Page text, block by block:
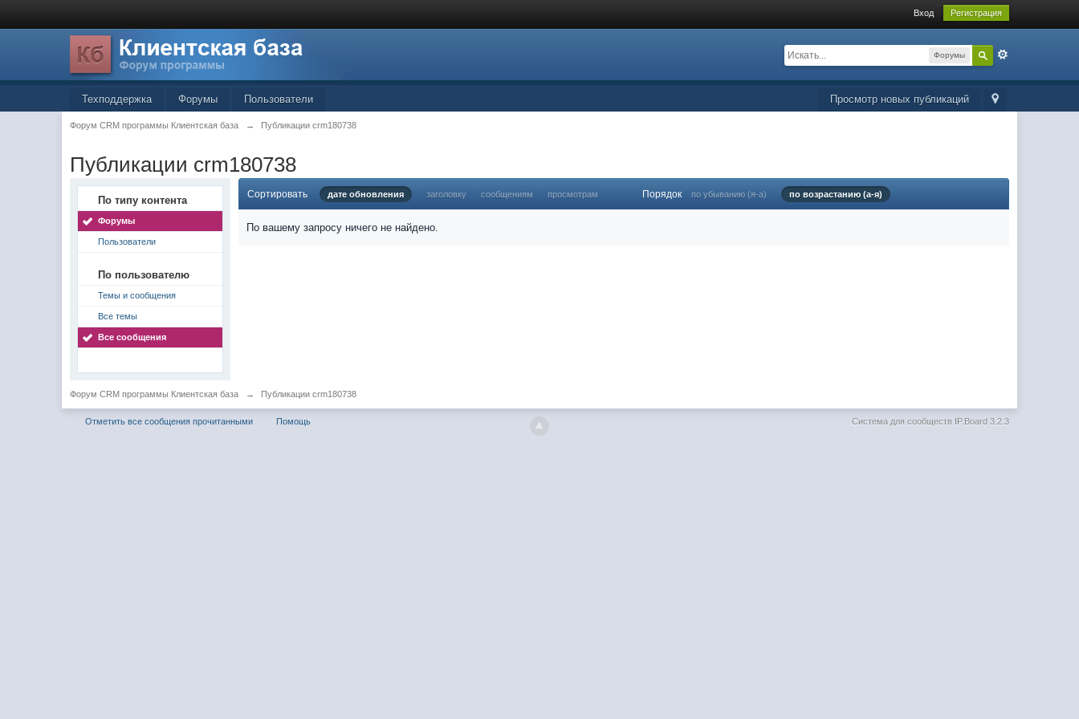
Вход Регистрация
Форумы
Просмотр новых публикаций
Техподдержка Форумы Пользователи
Форум CRM программы Клиентская база → Публикации crm180738
Публикации crm180738
По типу контента
Форумы
Пользователи
По пользователю
Темы и сообщения
Все темы
Все сообщения
Сортировать дате обновления заголовку сообщениям просмотрам Порядок по убыванию (я-а) по возрастанию (а-я)
По вашему запросу ничего не найдено.
Форум CRM программы Клиентская база → Публикации crm180738
Отметить все сообщения прочитанными Помощь Система для сообществ IP.Board 3.2.3